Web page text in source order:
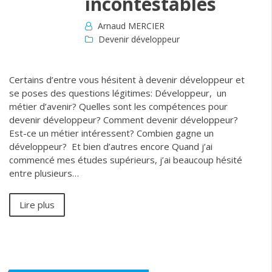
Arnaud MERCIER
Devenir développeur
Certains d’entre vous hésitent à devenir développeur et
se poses des questions légitimes: Développeur, un
métier d’avenir? Quelles sont les compétences pour
devenir développeur? Comment devenir développeur?
Est-ce un métier intéressent? Combien gagne un
développeur? Et bien d’autres encore Quand j’ai
commencé mes études supérieurs, j’ai beaucoup hésité
entre plusieurs…
Lire plus